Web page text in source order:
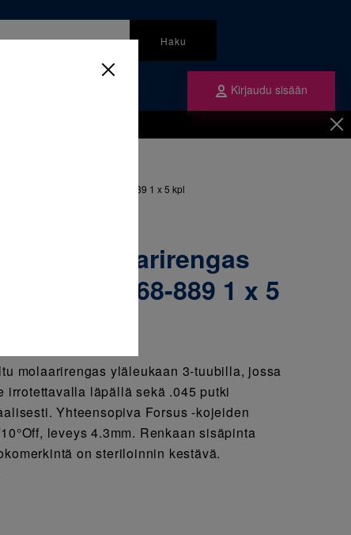
Haku
Kirjaudu sisään
ne
yläleuka vasen 32 & 068-889 1 x 5 kpl
164 Molaarirengas
32 & 068-889 1 x 5
molaarirengas yläleukaan 3-tuubilla, jossa
irrotettavalla läpällä sekä .045 putki
Yhteensopiva Forsus -kojeiden
leveys 4.3mm. Renkaan sisäpinta
on steriloinnin kestävä.